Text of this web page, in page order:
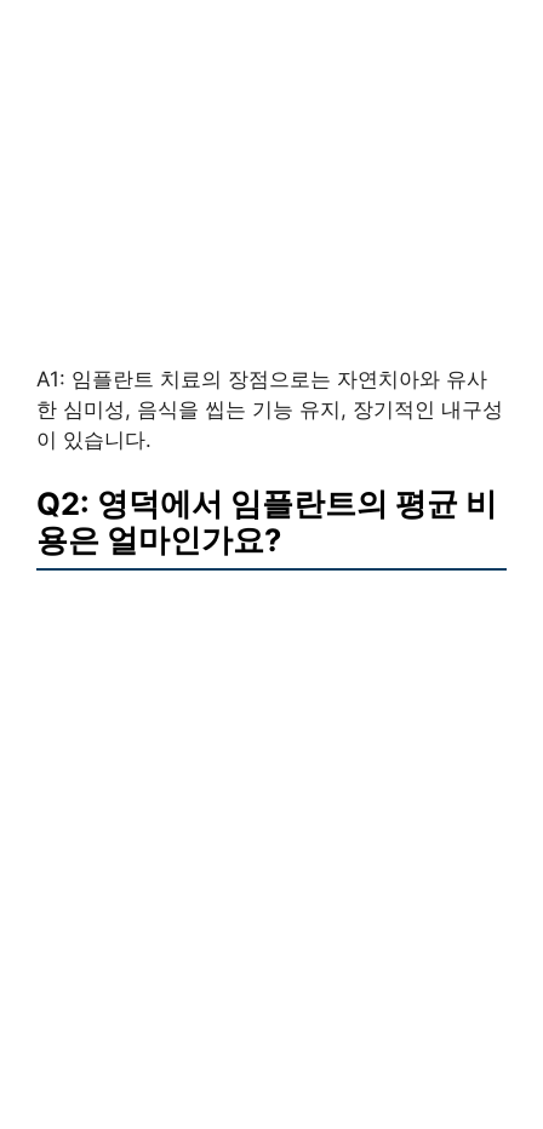
A1: 임플란트 치료의 장점으로는 자연치아와 유사
한 심미성, 음식을 씹는 기능 유지, 장기적인 내구성
이 있습니다.
Q2: 영덕에서 임플란트의 평균 비
용은 얼마인가요?